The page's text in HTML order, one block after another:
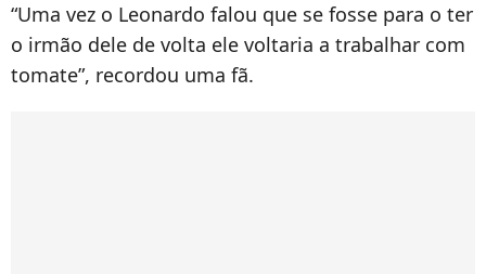
“Uma vez o Leonardo falou que se fosse para o ter
o irmão dele de volta ele voltaria a trabalhar com
tomate”, recordou uma fã.